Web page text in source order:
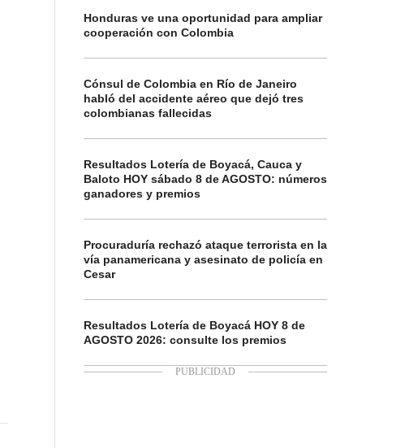
Honduras ve una oportunidad para ampliar
cooperación con Colombia
Cónsul de Colombia en Río de Janeiro
habló del accidente aéreo que dejó tres
colombianas fallecidas
Resultados Lotería de Boyacá, Cauca y
Baloto HOY sábado 8 de AGOSTO: números
ganadores y premios
Procuraduría rechazó ataque terrorista en la
vía panamericana y asesinato de policía en
Cesar
Resultados Lotería de Boyacá HOY 8 de
AGOSTO 2026: consulte los premios